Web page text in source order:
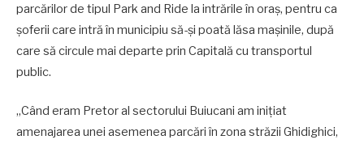
parcărilor de tipul Park and Ride la intrările în oraș, pentru ca
șoferii care intră în municipiu să-și poată lăsa mașinile, după
care să circule mai departe prin Capitală cu transportul
public.
„Când eram Pretor al sectorului Buiucani am inițiat
amenajarea unei asemenea parcări în zona străzii Ghidighici,